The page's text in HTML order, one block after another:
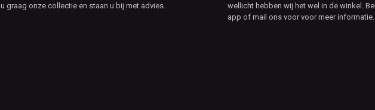
u graag onze collectie en staan u bij met advies.
wellicht hebben wij het wel in de winkel. Bel,
app of mail ons voor voor meer informatie.